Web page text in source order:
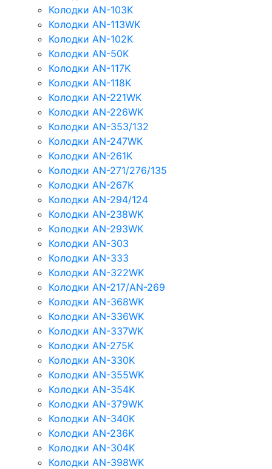
Колодки AN-103K
Колодки AN-113WK
Колодки AN-102K
Колодки AN-50K
Колодки AN-117K
Колодки AN-118K
Колодки AN-221WK
Колодки AN-226WK
Колодки AN-353/132
Колодки AN-247WK
Колодки AN-261K
Колодки AN-271/276/135
Колодки AN-267K
Колодки AN-294/124
Колодки AN-238WK
Колодки AN-293WK
Колодки AN-303
Колодки AN-333
Колодки AN-322WK
Колодки AN-217/AN-269
Колодки AN-368WK
Колодки AN-336WK
Колодки AN-337WK
Колодки AN-275K
Колодки AN-330K
Колодки AN-355WK
Колодки AN-354K
Колодки AN-379WK
Колодки AN-340K
Колодки AN-236K
Колодки AN-304K
Колодки AN-398WK